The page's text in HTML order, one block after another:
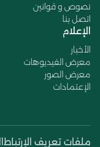
نصوص و قوانين
اتصل بنا
الإعلام
الأخبار
معرض الفيديوهات
معرض الصور
الإعتمادات
ملفات تعريف الإرتباط